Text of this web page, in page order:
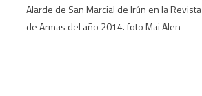
Alarde de San Marcial de Irún en la Revista
de Armas del año 2014. foto Mai Alen